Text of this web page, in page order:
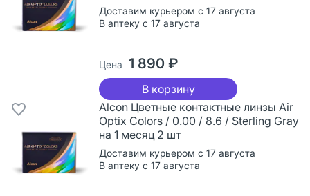
Доставим курьером с 17 августа
В аптеку с 17 августа
Цена 1 890 ₽
В корзину
Alcon Цветные контактные линзы Air
Optix Colors / 0.00 / 8.6 / Sterling Gray
на 1 месяц 2 шт
Доставим курьером с 17 августа
В аптеку с 17 августа